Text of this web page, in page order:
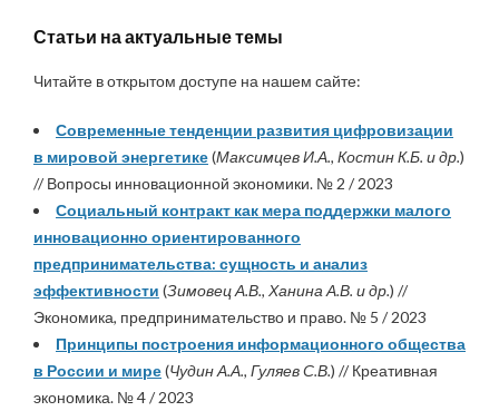
Статьи на актуальные темы
Читайте в открытом доступе на нашем сайте:
Современные тенденции развития цифровизации
в мировой энергетике(Максимцев И.А., Костин К.Б. и др.)
// Вопросы инновационной экономики. № 2 / 2023
Социальный контракт как мера поддержки малого
инновационно ориентированного
предпринимательства: сущность и анализ
эффективности (Зимовец А.В., Ханина А.В. и др.) //
Экономика, предпринимательство и право. № 5 / 2023
Принципы построения информационного общества
в России и мире(Чудин А.А., Гуляев С.В.) // Креативная
экономика. № 4 / 2023